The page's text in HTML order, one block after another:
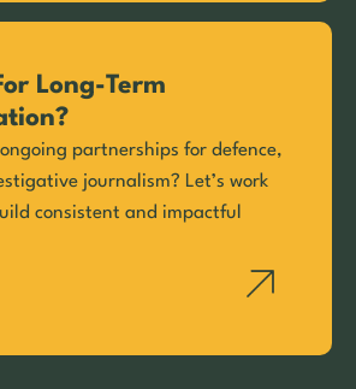
Long-Term
partnerships for defence,
journalism? Let’s work
consistent and impactful